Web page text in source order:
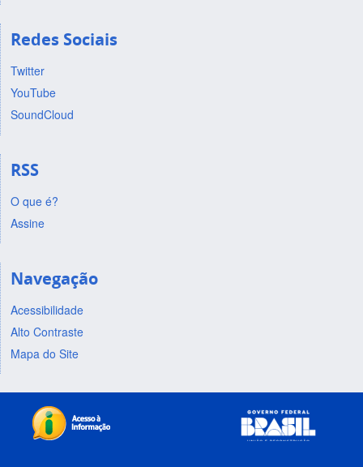
Redes Sociais
Twitter
YouTube
SoundCloud
RSS
O que é?
Assine
Navegação
Acessibilidade
Alto Contraste
Mapa do Site